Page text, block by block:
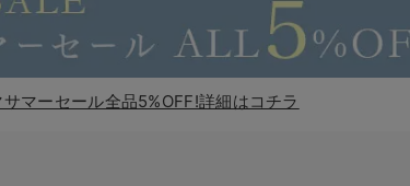
マーセール全品5%OFF!詳細はコチラ